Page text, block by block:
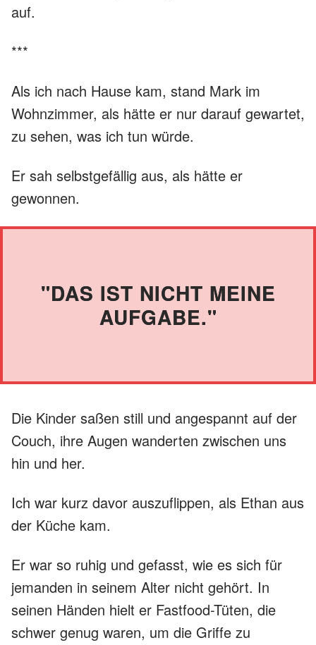
auf.
***
Als ich nach Hause kam, stand Mark im
Wohnzimmer, als hätte er nur darauf gewartet,
zu sehen, was ich tun würde.
Er sah selbstgefällig aus, als hätte er
gewonnen.
"DAS IST NICHT MEINE
AUFGABE."
Die Kinder saßen still und angespannt auf der
Couch, ihre Augen wanderten zwischen uns
hin und her.
Ich war kurz davor auszuflippen, als Ethan aus
der Küche kam.
Er war so ruhig und gefasst, wie es sich für
jemanden in seinem Alter nicht gehört. In
seinen Händen hielt er Fastfood-Tüten, die
schwer genug waren, um die Griffe zu